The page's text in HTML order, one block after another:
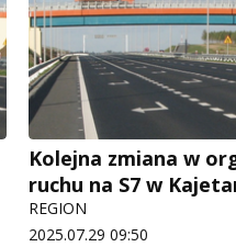
Kolejna zmiana w
ruchu na S7 w
REGION
2025.07.29 09:50